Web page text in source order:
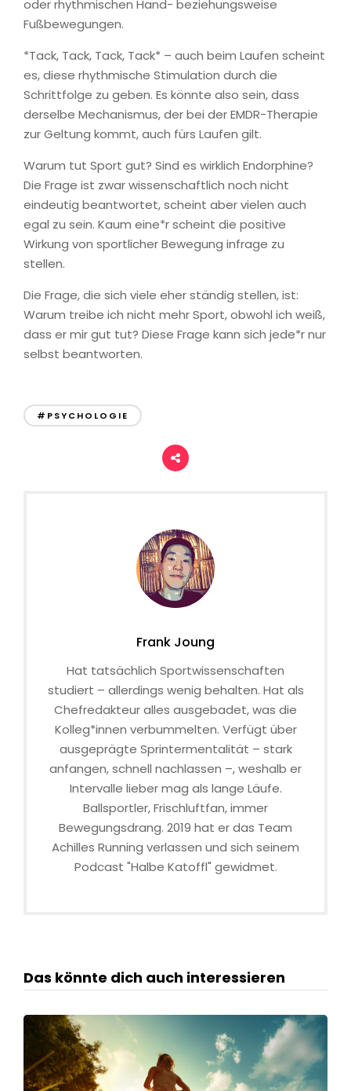
oder rhythmischen Hand- beziehungsweise
Fußbewegungen.
*Tack, Tack, Tack, Tack* – auch beim Laufen scheint
es, diese rhythmische Stimulation durch die
Schrittfolge zu geben. Es könnte also sein, dass
derselbe Mechanismus, der bei der EMDR-Therapie
zur Geltung kommt, auch fürs Laufen gilt.
Warum tut Sport gut? Sind es wirklich Endorphine?
Die Frage ist zwar wissenschaftlich noch nicht
eindeutig beantwortet, scheint aber vielen auch
egal zu sein. Kaum eine*r scheint die positive
Wirkung von sportlicher Bewegung infrage zu
stellen.
Die Frage, die sich viele eher ständig stellen, ist:
Warum treibe ich nicht mehr Sport, obwohl ich weiß,
dass er mir gut tut? Diese Frage kann sich jede*r nur
selbst beantworten.
#PSYCHOLOGIE
Frank Joung
Hat tatsächlich Sportwissenschaften
studiert – allerdings wenig behalten. Hat als
Chefredakteur alles ausgebadet, was die
Kolleg*innen verbummelten. Verfügt über
ausgeprägte Sprintermentalität – stark
anfangen, schnell nachlassen –, weshalb er
Intervalle lieber mag als lange Läufe.
Ballsportler, Frischluftfan, immer
Bewegungsdrang. 2019 hat er das Team
Achilles Running verlassen und sich seinem
Podcast "Halbe Katoffl" gewidmet.
Das könnte dich auch interessieren